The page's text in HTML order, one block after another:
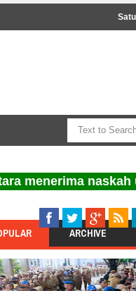
naskah untuk
ARCHIVE